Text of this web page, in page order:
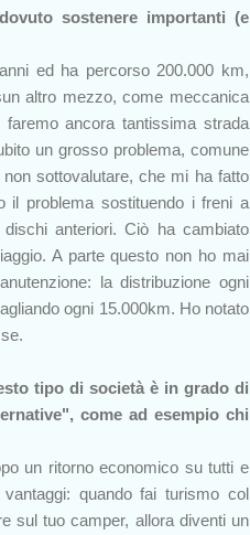
sostenere importanti (e
ed ha percorso 200.000 km,
altro mezzo, come meccanica
ancora tantissima strada
un grosso problema, comune
sottovalutare, che mi ha fatto
il problema sostituendo i freni a
anteriori. Ciò ha cambiato
A parte questo non ho mai
la distribuzione ogni
ogni 15.000km. Ho notato
tipo di società è in grado di
come ad esempio chi
un ritorno economico su tutti e
quando fai turismo col
sul tuo camper, allora diventi un